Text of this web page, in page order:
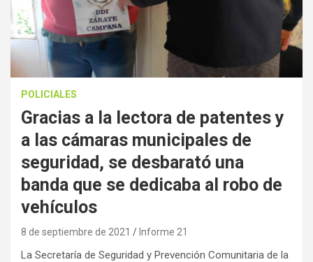
POLICIALES
Gracias a la lectora de patentes y
a las cámaras municipales de
seguridad, se desbarató una
banda que se dedicaba al robo de
vehículos
8 de septiembre de 2021 Informe 21
La Secretaría de Seguridad y Prevención Comunitaria de la